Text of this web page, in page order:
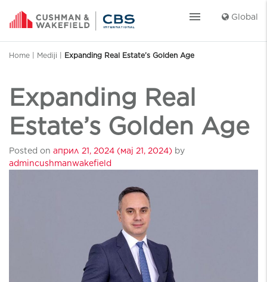
menu Global
Home Mediji Expanding Real Estate’s Golden Age
Expanding Real
Estate’s Golden Age
Posted on април 21, 2024 (мај 21, 2024) by
admincushmanwakefield